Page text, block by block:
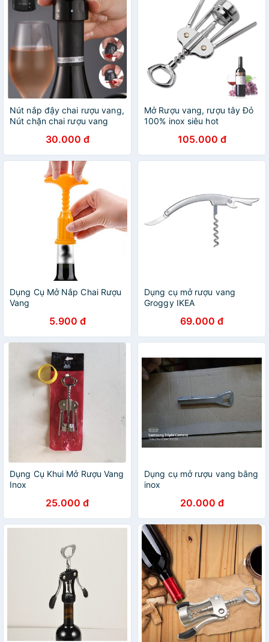
Nút nắp đậy chai rượu vang,
Nút chặn chai rượu vang
30.000 đ
Mở Rượu vang, rượu tây Đỏ
100% inox siêu hot
105.000 đ
Dụng Cụ Mở Nắp Chai Rượu
Vang
5.900 đ
Dụng cụ mở rượu vang
Groggy IKEA
69.000 đ
Dụng Cụ Khui Mở Rượu Vang
Inox
25.000 đ
Dụng cụ mở rượu vang bằng
inox
20.000 đ